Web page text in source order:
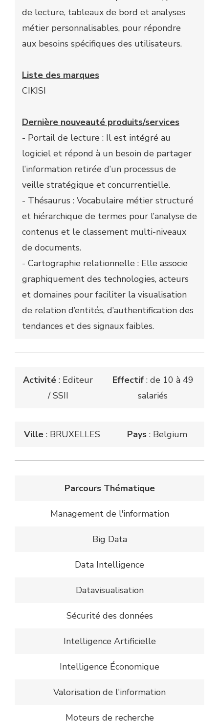
de lecture, tableaux de bord et analyses
métier personnalisables, pour répondre
aux besoins spécifiques des utilisateurs.
Liste des marques
CIKISI
Dernière nouveauté produits/services
- Portail de lecture : Il est intégré au
logiciel et répond à un besoin de partager
l’information retirée d’un processus de
veille stratégique et concurrentielle.
- Thésaurus : Vocabulaire métier structuré
et hiérarchique de termes pour l’analyse de
contenus et le classement multi-niveaux
de documents.
- Cartographie relationnelle : Elle associe
graphiquement des technologies, acteurs
et domaines pour faciliter la visualisation
de relation d’entités, d’authentification des
tendances et des signaux faibles.
Activité : Editeur
/ SSII
Effectif: de 10 à 49
salariés
Ville : BRUXELLES Pays: Belgium
Parcours Thématique
Management de l'information
Big Data
Data Intelligence
Datavisualisation
Sécurité des données
Intelligence Artificielle
Intelligence Économique
Valorisation de l'information
Moteurs de recherche